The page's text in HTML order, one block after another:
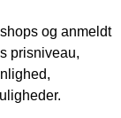
og anmeldt
prisniveau,